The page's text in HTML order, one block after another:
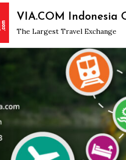
VIA.COM Indonesia
The Largest Travel Exchange